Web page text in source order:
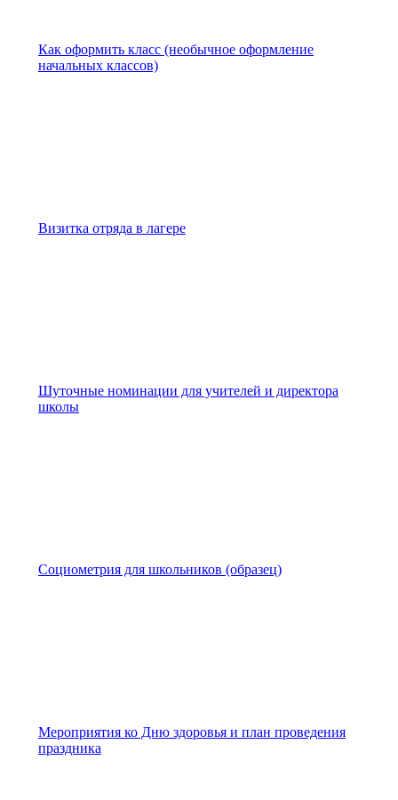
Как оформить класс (необычное оформление
начальных классов)
Визитка отряда в лагере
Шуточные номинации для учителей и директора
школы
Социометрия для школьников (образец)
Мероприятия ко Дню здоровья и план проведения
праздника